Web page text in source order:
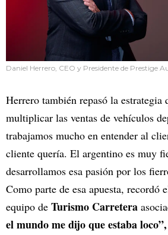
Daniel Herrero, CEO y Presidente de Prestige
Herrero también repasó la estrategia
multiplicar las ventas de vehículos
trabajamos mucho en entender al
cliente quería. El argentino es muy
desarrollamos esa pasión por los
Como parte de esa apuesta, recordó
equipo de Turismo Carretera
el mundo me dijo que estaba